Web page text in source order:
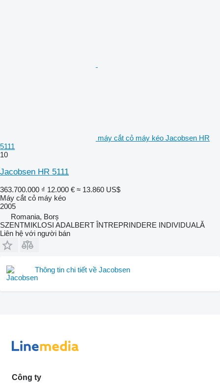
máy cắt cỏ máy kéo Jacobsen HR
5111
10
Jacobsen HR 5111
363.700.000 ₫ 12.000 € ≈ 13.860 US$
Máy cắt cỏ máy kéo
2005
Romania, Borș
SZENTMIKLOSI ADALBERT ÎNTREPRINDERE INDIVIDUALĂ
Liên hệ với người bán
Thông tin chi tiết về Jacobsen
Công ty